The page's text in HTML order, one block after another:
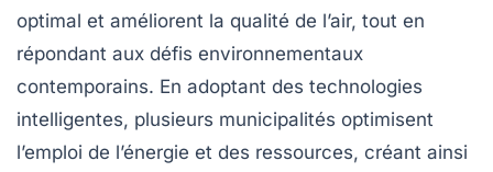
optimal et améliorent la qualité de l’air, tout en
répondant aux défis environnementaux
contemporains. En adoptant des technologies
intelligentes, plusieurs municipalités optimisent
l’emploi de l’énergie et des ressources, créant ainsi